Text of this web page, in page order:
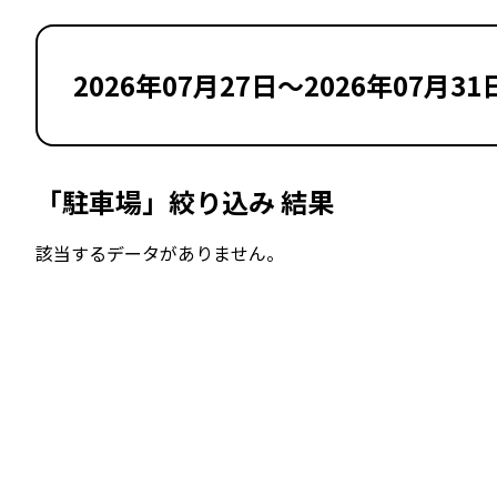
2026年07月27日～2026年07月31
「駐車場」絞り込み 結果
該当するデータがありません。